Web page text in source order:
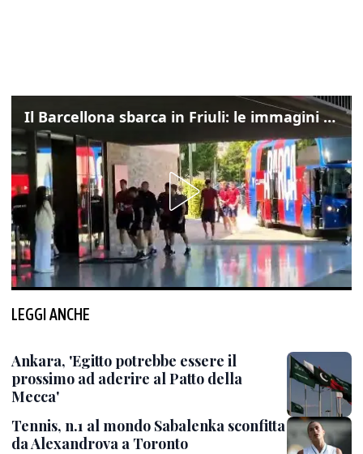
Il Barcellona sbarca in Friuli: le immagini dell'arrivo in albergo
LEGGI ANCHE
Ankara, 'Egitto potrebbe essere il
prossimo ad aderire al Patto della
Mecca'
Tennis, n.1 al mondo Sabalenka sconfitta
da Alexandrova a Toronto